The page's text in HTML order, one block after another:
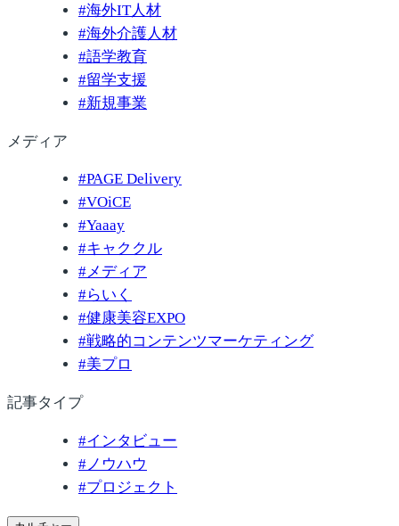
#海外IT人材
#海外介護人材
#語学教育
#留学支援
#新規事業
メディア
#PAGE Delivery
#VOiCE
#Yaaay
#キャククル
#メディア
#らいく
#健康美容EXPO
#戦略的コンテンツマーケティング
#美プロ
記事タイプ
#インタビュー
#ノウハウ
#プロジェクト